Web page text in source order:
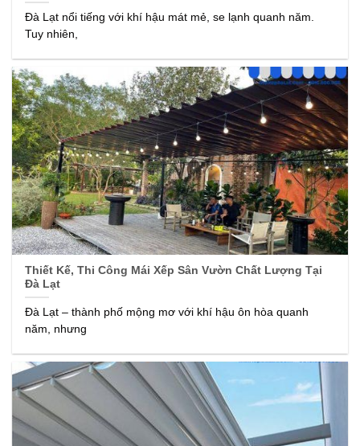
Đà Lạt nổi tiếng với khí hậu mát mẻ, se lạnh quanh năm.
Tuy nhiên,
Thiết Kế, Thi Công Mái Xếp Sân Vườn Chất Lượng Tại
Đà Lạt
Đà Lạt – thành phố mộng mơ với khí hậu ôn hòa quanh
năm, nhưng